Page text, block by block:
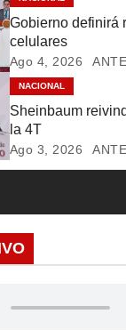
Gobierno definirá
celulares
Ago 4, 2026
NACIONAL
Sheinbaum
la 4T
Ago 3, 2026